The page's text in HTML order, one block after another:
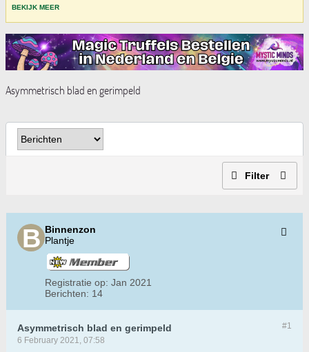
BEKIJK MEER
Asymmetrisch blad en gerimpeld
Filter
Binnenzon
Plantje
Registratie op: Jan 2021
Berichten: 14
#1
Asymmetrisch blad en gerimpeld
6 February 2021, 07:58